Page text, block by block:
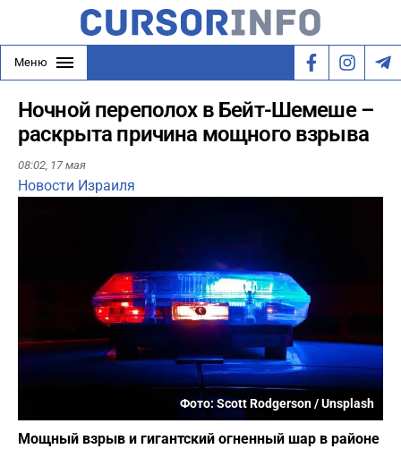
Меню
Ночной переполох в Бейт-Шемеше –
раскрыта причина мощного взрыва
08:02, 17 мая
Новости Израиля
Фото: Scott Rodgerson / Unsplash
Мощный взрыв и гигантский огненный шар в районе